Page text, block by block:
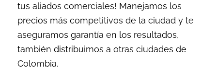
tus aliados comerciales! Manejamos los
precios más competitivos de la ciudad y te
aseguramos garantía en los resultados,
también distribuimos a otras ciudades de
Colombia.